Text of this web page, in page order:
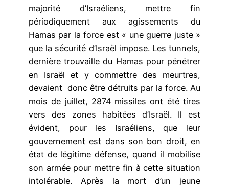
majorité d’Israéliens, mettre fin
périodiquement aux agissements du
Hamas par la force est « une guerre juste »
que la sécurité d’Israël impose. Les tunnels,
dernière trouvaille du Hamas pour pénétrer
en Israël et y commettre des meurtres,
devaient donc être détruits par la force. Au
mois de juillet, 2874 missiles ont été tires
vers des zones habitées d’Israël. Il est
évident, pour les Israéliens, que leur
gouvernement est dans son bon droit, en
état de légitime défense, quand il mobilise
son armée pour mettre fin à cette situation
intolérable. Après la mort d’un jeune